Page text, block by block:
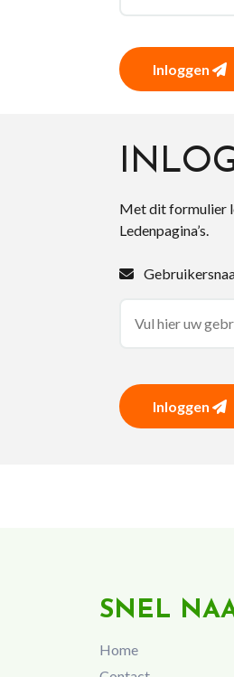
Inloggen
Met dit formulier
Ledenpagina’s.
Inloggen
SNEL
Home